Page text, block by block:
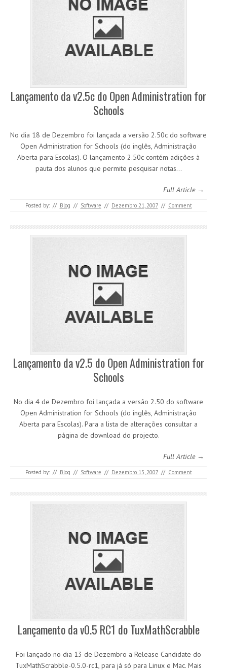
Lançamento da v2.5c do Open Administration for
Schools
No dia 18 de Dezembro foi lançada a versão 2.50c do software
Open Administration for Schools (do inglês, Administração
Aberta para Escolas). O lançamento 2.50c contém adições à
pauta dos alunos que permite pesquisar notas…
Full Article →
Posted by: // Blog // Software // Dezembro 21, 2007 // Comment
Lançamento da v2.5 do Open Administration for
Schools
No dia 4 de Dezembro foi lançada a versão 2.50 do software
Open Administration for Schools (do inglês, Administração
Aberta para Escolas). Para a lista de alterações consultar a
página de download do projecto.
Full Article →
Posted by: // Blog // Software // Dezembro 15, 2007 // Comment
Lançamento da v0.5 RC1 do TuxMathScrabble
Foi lançado no dia 13 de Dezembro a Release Candidate do
TuxMathScrabble-0.5.0-rc1, para já só para Linux e Mac. Mais